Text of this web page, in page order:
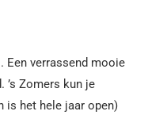
Een verrassend mooie
’s Zomers kun je
is het hele jaar open)